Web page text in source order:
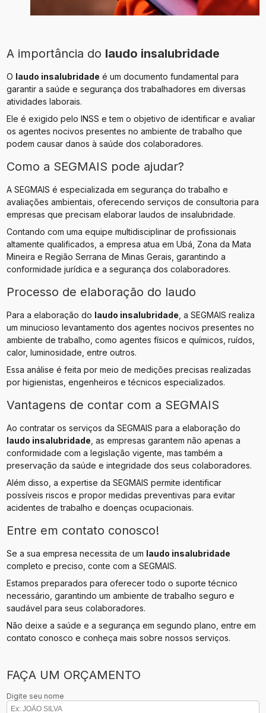
A importância do laudo insalubridade
O laudo insalubridade é um documento fundamental para
garantir a saúde e segurança dos trabalhadores em diversas
atividades laborais.
Ele é exigido pelo INSS e tem o objetivo de identificar e avaliar
os agentes nocivos presentes no ambiente de trabalho que
podem causar danos à saúde dos colaboradores.
Como a SEGMAIS pode ajudar?
A SEGMAIS é especializada em segurança do trabalho e
avaliações ambientais, oferecendo serviços de consultoria para
empresas que precisam elaborar laudos de insalubridade.
Contando com uma equipe multidisciplinar de profissionais
altamente qualificados, a empresa atua em Ubá, Zona da Mata
Mineira e Região Serrana de Minas Gerais, garantindo a
conformidade jurídica e a segurança dos colaboradores.
Processo de elaboração do laudo
Para a elaboração do laudo insalubridade , a SEGMAIS realiza
um minucioso levantamento dos agentes nocivos presentes no
ambiente de trabalho, como agentes físicos e químicos, ruídos,
calor, luminosidade, entre outros.
Essa análise é feita por meio de medições precisas realizadas
por higienistas, engenheiros e técnicos especializados.
Vantagens de contar com a SEGMAIS
Ao contratar os serviços da SEGMAIS para a elaboração do
laudo insalubridade , as empresas garantem não apenas a
conformidade com a legislação vigente, mas também a
preservação da saúde e integridade dos seus colaboradores.
Além disso, a expertise da SEGMAIS permite identificar
possíveis riscos e propor medidas preventivas para evitar
acidentes de trabalho e doenças ocupacionais.
Entre em contato conosco!
Se a sua empresa necessita de um laudo insalubridade
completo e preciso, conte com a SEGMAIS.
Estamos preparados para oferecer todo o suporte técnico
necessário, garantindo um ambiente de trabalho seguro e
saudável para seus colaboradores.
Não deixe a saúde e a segurança em segundo plano, entre em
contato conosco e conheça mais sobre nossos serviços.
FAÇA UM ORÇAMENTO
Digite seu nome